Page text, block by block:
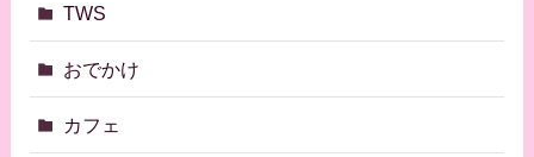
TWS
おでかけ
カフェ